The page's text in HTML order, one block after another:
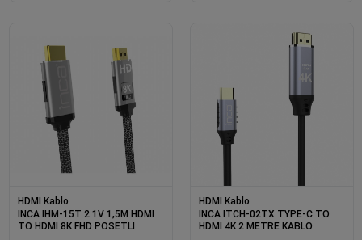
HDMI Kablo
INCA IHM-15T 2.1V 1,5M HDMI
TO HDMI 8K FHD POSETLI
HDMI Kablo
INCA ITCH-02TX TYPE-C TO
HDMI 4K 2 METRE KABLO